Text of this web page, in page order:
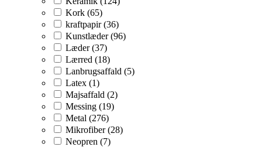
Kork (65)
kraftpapir (36)
Kunstlæder (96)
Læder (37)
Lærred (18)
Lanbrugsaffald (5)
Latex (1)
Majsaffald (2)
Messing (19)
Metal (276)
Mikrofiber (28)
Neopren (7)